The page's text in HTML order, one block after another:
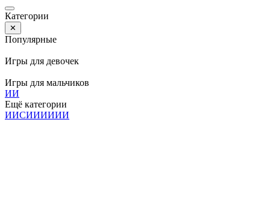
Категории
✕
Популярные
Игры для девочек
Игры для мальчиков
ИИ
Ещё категории
ИИСИИИИИИ